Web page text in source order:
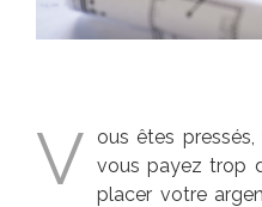
V ous êtes pressés,
vous payez trop
placer votre